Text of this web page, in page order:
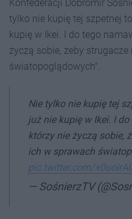
Konfederacji Dobromir
tylko nie kupię tej szpetnej
kupię w Ikei. I do tego
życzą sobie, żeby
światopoglądowych".
Nie tylko nie kupię tej
już nie kupię w Ikei. I
którzy nie życzą sobie,
ich w sprawach
pic.twitter.com/
— SośnierzTV